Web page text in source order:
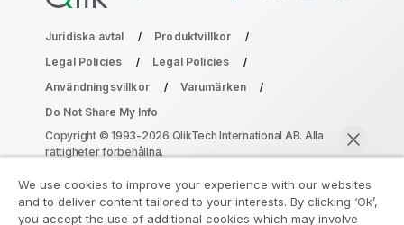
Juridiska avtal
Produktvillkor
Legal Policies
Legal Policies
Användningsvillkor
Varumärken
Do Not Share My Info
Copyright © 1993-2026 QlikTech International AB. Alla
rättigheter förbehållna.
Gå med i programmet Analytics
We use cookies to improve your experience with our websites
and to deliver content tailored to your interests. By clicking ‘Ok’,
you accept the use of additional cookies which may involve